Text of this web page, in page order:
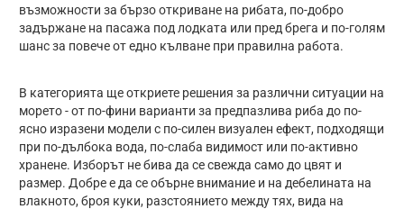
възможности за бързо откриване на рибата, по-добро
задържане на пасажа под лодката или пред брега и по-голям
шанс за повече от едно кълване при правилна работа.
В категорията ще откриете решения за различни ситуации на
морето - от по-фини варианти за предпазлива риба до по-
ясно изразени модели с по-силен визуален ефект, подходящи
при по-дълбока вода, по-слаба видимост или по-активно
хранене. Изборът не бива да се свежда само до цвят и
размер. Добре е да се обърне внимание и на дебелината на
влакното, броя куки, разстоянието между тях, вида на